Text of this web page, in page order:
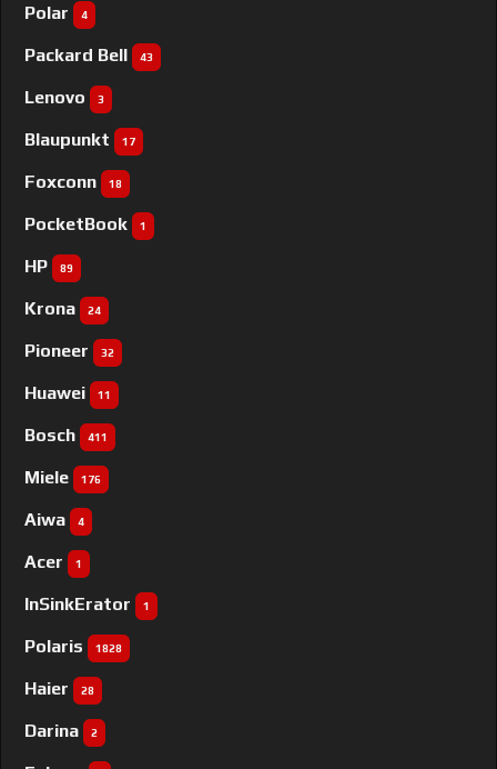
Polar 4
Packard Bell 43
Lenovo 3
Blaupunkt 17
Foxconn 18
PocketBook 1
HP 89
Krona 24
Pioneer 32
Huawei 11
Bosch 411
Miele 176
Aiwa 4
Acer 1
InSinkErator 1
Polaris 1828
Haier 28
Darina 2